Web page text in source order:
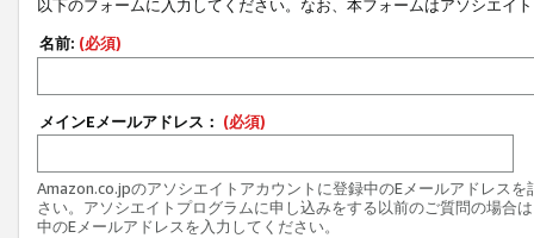
以下のフォームに入力してください。なお、本フォームはアソシエイ
名前: (必須)
メインEメールアドレス： (必須)
Amazon.co.jpのアソシエイトアカウントに登録中のEメールアドレスを
さい。アソシエイトプログラムに申し込みをする以前のご質問の場合
中のEメールアドレスを入力してください。